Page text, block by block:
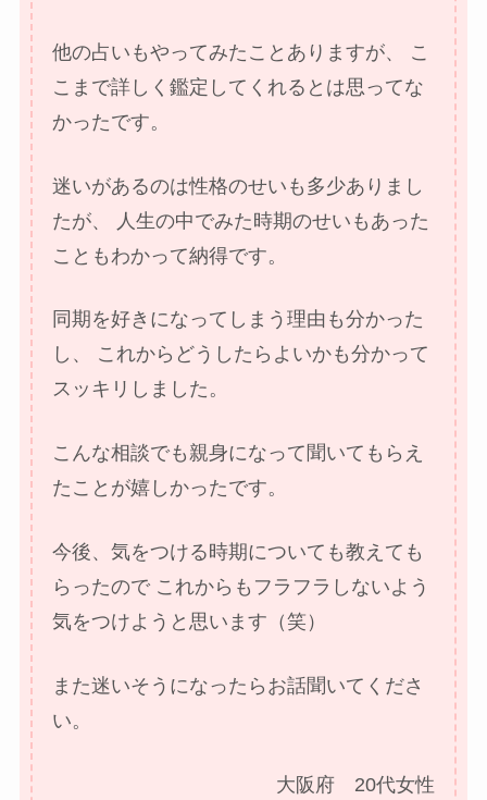
他の占いもやってみたことありますが、
こ
こまで詳しく鑑定してくれるとは思ってな
かったです。
迷いがあるのは性格のせいも多少ありまし
たが、
人生の中でみた時期のせいもあった
こともわかって納得です。
同期を好きになってしまう理由も分かった
し、
これからどうしたらよいかも分かって
スッキリしました。
こんな相談でも親身になって聞いてもらえ
たことが嬉しかったです。
今後、気をつける時期についても教えても
らったのでこれからもフラフラしないよう
気をつけようと思います（笑）
また迷いそうになったらお話聞いてくださ
い。
大阪府 20代女性